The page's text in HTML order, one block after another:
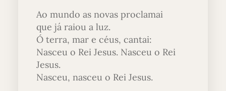
Ao mundo as novas proclamai
que já raiou a luz.
Ó terra, mar e céus, cantai:
Nasceu o Rei Jesus. Nasceu o Rei
Jesus.
Nasceu, nasceu o Rei Jesus.